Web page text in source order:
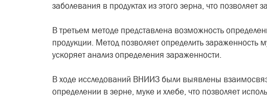
заболевания в продуктах из этого зерна, что
В третьем методе представлена возможность
продукции. Метод позволяет определить
ускоряет анализ определения зараженности.
В ходе исследований ВНИИЗ были выявлены
определении в зерне, муке и хлебе, что позволяет